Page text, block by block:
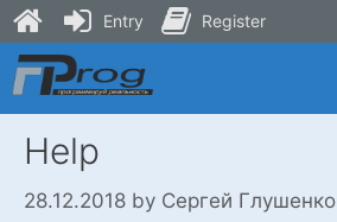
Skip
to
content
Help
28.12.2018 by Сергей Глушенко
Entry Register